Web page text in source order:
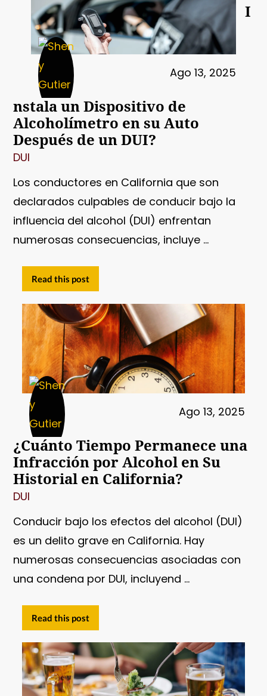
Ago 13, 2025
I
nstala un Dispositivo de
Alcoholímetro en su Auto
Después de un DUI?
DUI
Los conductores en California que son
declarados culpables de conducir bajo la
influencia del alcohol (DUI) enfrentan
numerosas consecuencias, incluye ...
Read this post
Ago 13, 2025
¿Cuánto Tiempo Permanece una
Infracción por Alcohol en Su
Historial en California?
DUI
Conducir bajo los efectos del alcohol (DUI)
es un delito grave en California. Hay
numerosas consecuencias asociadas con
una condena por DUI, incluyend ...
Read this post